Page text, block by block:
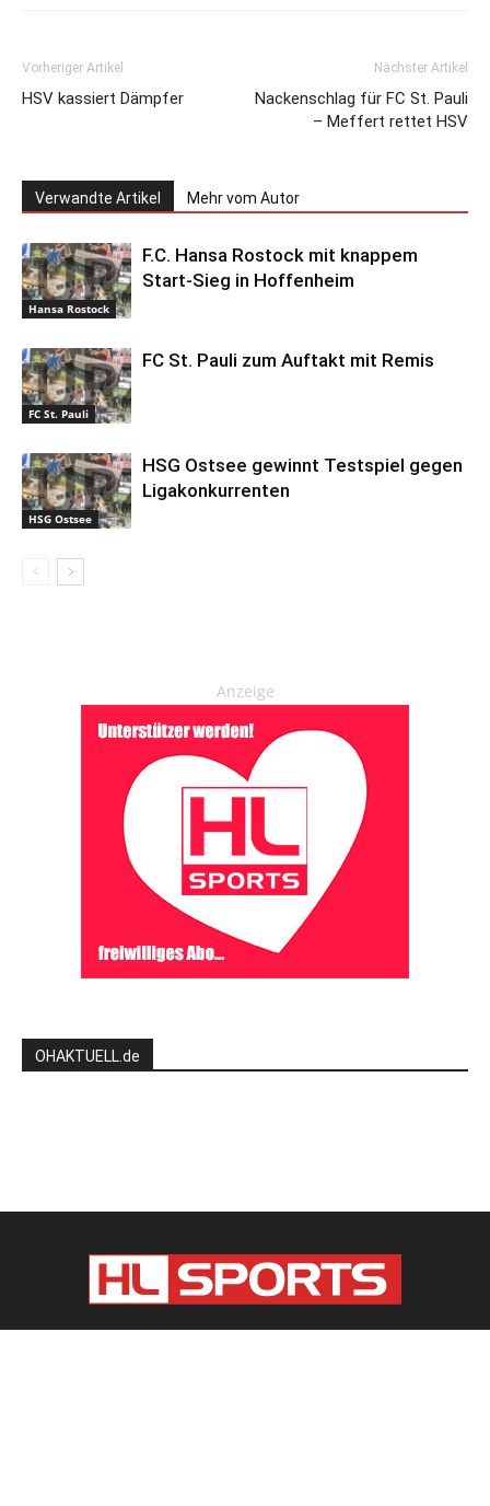
Vorheriger Artikel
HSV kassiert Dämpfer
Nächster Artikel
Nackenschlag für FC St. Pauli
– Meffert rettet HSV
Verwandte Artikel Mehr vom Autor
Hansa Rostock
F.C. Hansa Rostock mit knappem
Start-Sieg in Hoffenheim
FC St. Pauli
FC St. Pauli zum Auftakt mit Remis
HSG Ostsee
HSG Ostsee gewinnt Testspiel gegen
Ligakonkurrenten
Anzeige
OHAKTUELL.de